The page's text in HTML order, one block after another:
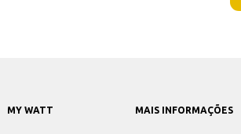
MY WATT MAIS INFORMAÇÕES